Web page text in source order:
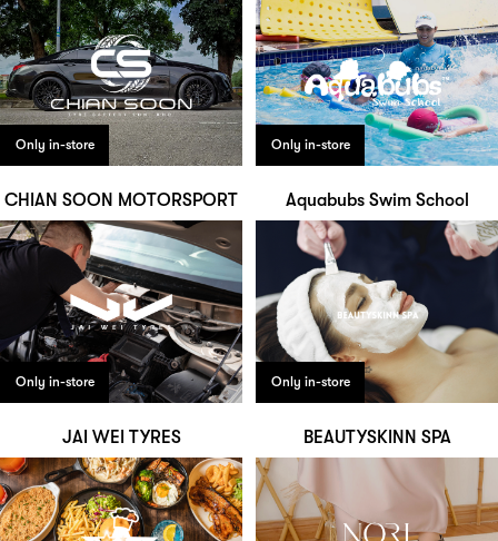
Only in-store
CHIAN SOON MOTORSPORT
Only in-store
Aquabubs Swim School
Only in-store
JAI WEI TYRES
Only in-store
BEAUTYSKINN SPA